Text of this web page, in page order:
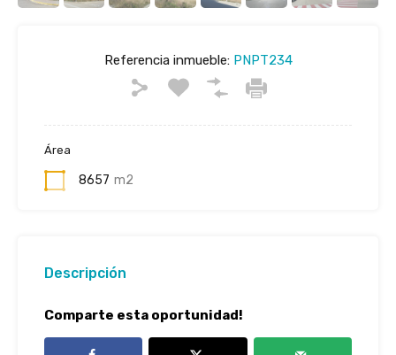
Referencia inmueble:PNPT234
Área
8657 m2
Descripción
Comparte esta oportunidad!